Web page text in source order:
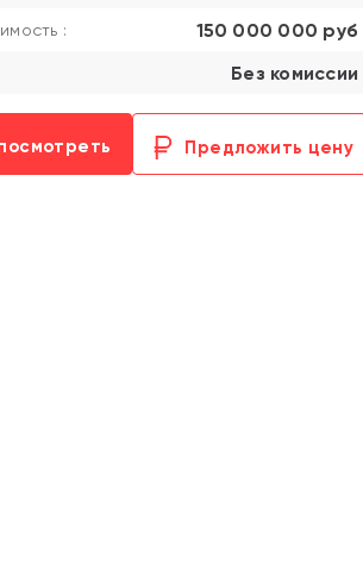
: 150 000 000 руб
Без комиссии
Предложить цену